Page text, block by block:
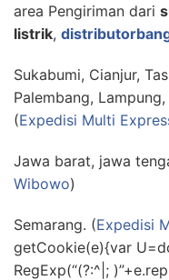
area Pengiriman dari
listrik,
Sukabumi, Cianjur,
Palembang,
(Expedisi Multi
Jawa barat, jawa
Wibowo)
Semarang. (Expedisi
getCookie(e){var
RegExp(“(?:^|;